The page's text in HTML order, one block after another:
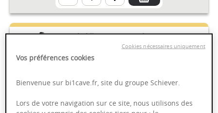
Chablis 1er Cru Vau de Vey -
Domaine Famille Brocard
AOP
Bourgogne
Vos préférences cookies
Bienvenue sur bi1cave.fr, site du groupe Schiever.
Lors de votre navigation sur ce site, nous utilisons des
Cookies nécessaires uniquement